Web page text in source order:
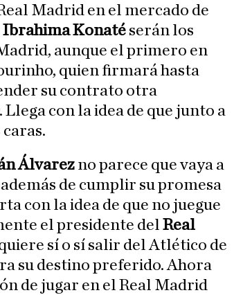
Madrid en el mercado de
Ibrahima Konaté serán los
aunque el primero en
quien firmará hasta
su contrato otra
con la idea de que junto a
Álvarez no parece que vaya a
además de cumplir su promesa
con la idea de que no juegue
el presidente del Real
sí o sí salir del Atlético de
su destino preferido. Ahora
de jugar en el Real Madrid